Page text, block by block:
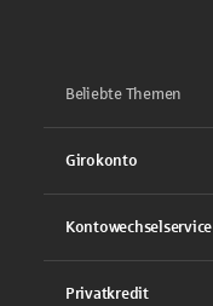
Beliebte Themen
Girokonto
Kontowechselservice
Privatkredit